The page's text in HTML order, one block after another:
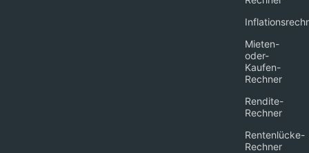
Mieten-
oder-
Kaufen-
Rechner
Rendite-
Rechner
Rentenlücke-
Rechner